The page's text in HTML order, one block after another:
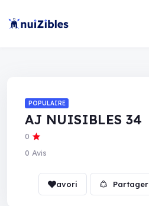
AJ NUISIBLES 34
POPULAIRE
0
0 Avis
Partager